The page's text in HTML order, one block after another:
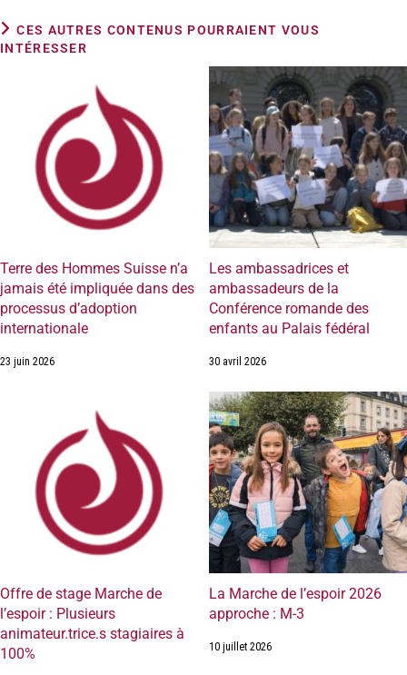
CES AUTRES CONTENUS POURRAIENT VOUS
INTÉRESSER
Terre des Hommes Suisse n’a
jamais été impliquée dans des
processus d’adoption
internationale
23 juin 2026
Les ambassadrices et
ambassadeurs de la
Conférence romande des
enfants au Palais fédéral
30 avril 2026
Offre de stage Marche de
l’espoir : Plusieurs
animateur.trice.s stagiaires à
100%
La Marche de l’espoir 2026
approche : M-3
10 juillet 2026